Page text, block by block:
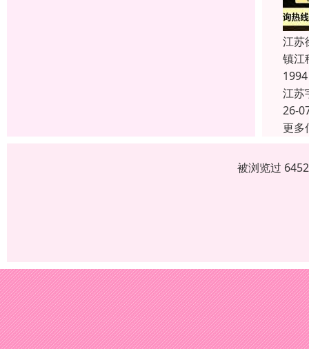
江苏
镇江
江苏
26-
更多
被浏览过